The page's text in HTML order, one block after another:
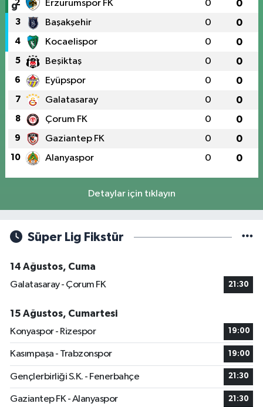
2 Erzurumspor FK 0 0
3 Başakşehir 0 0
4 Kocaelispor 0 0
5 Beşiktaş 0 0
6 Eyüpspor 0 0
7 Galatasaray 0 0
8 Çorum FK 0 0
9 Gaziantep FK 0 0
10 Alanyaspor 0 0
Detaylar için tıklayın
Süper Lig Fikstür
14 Ağustos, Cuma
Galatasaray - Çorum FK
21:30
15 Ağustos, Cumartesi
Konyaspor - Rizespor
19:00
Kasımpaşa - Trabzonspor 19:00
Gençlerbirliği S.K. - Fenerbahçe 21:30
Gaziantep FK - Alanyaspor 21:30